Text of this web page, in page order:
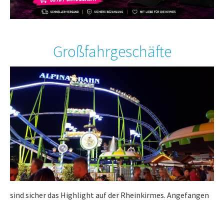
Großfahrgeschäfte
sind sicher das Highlight auf der Rheinkirmes. Angefangen